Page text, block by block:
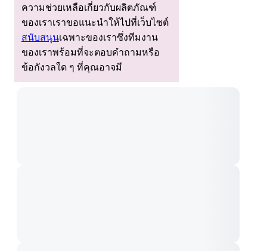
ความช่วยเหลือเกี่ยวกับผลิตภัณฑ์
ของเราเราขอแนะนําให้ไปที่เว็บไซต์
สนับสนุนเฉพาะของเราซึ่งทีมงาน
ของเราพร้อมที่จะตอบคําถามหรือ
ข้อกังวลใด ๆ ที่คุณอาจมี